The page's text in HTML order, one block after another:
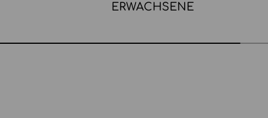
ERWACHSENE